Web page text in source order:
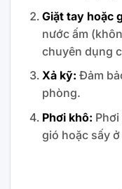
Giặt tay hoặc
nước ấm
chuyên dụng
Xả kỹ: Đảm
phòng.
Phơi khô:
gió hoặc sấy